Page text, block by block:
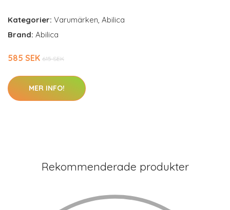
Kategorier: Varumärken, Abilica
Brand: Abilica
585 SEK 615 SEK
MER INFO!
Rekommenderade produkter